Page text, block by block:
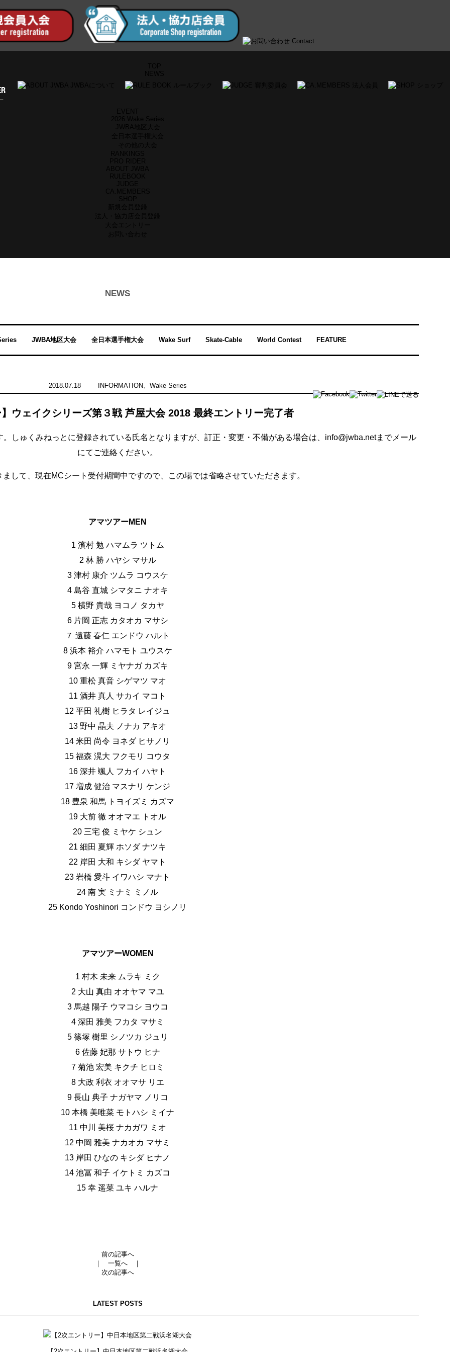
NEWS
JWBA地区大会 全日本選手権大会 Wake Surf Skate-Cable World Contest FEATURE
2018.07.18 INFORMATION、 Wake Series
】ウェイクシリーズ第３戦 芦屋大会 2018 最終エントリー完了者
。しゅくみねっとに登録されている氏名となりますが、訂正・変更・不備がある場合は、info@jwba.netまでメール
にてご連絡ください。
して、現在MCシート受付期間中ですので、この場では省略させていただきます。
アマツアーMEN
1 濱村 勉 ハマムラ ツトム
2 林 勝 ハヤシ マサル
3 津村 康介 ツムラ コウスケ
4 島谷 直城 シマタニ ナオキ
5 横野 貴哉 ヨコノ タカヤ
6 片岡 正志 カタオカ マサシ
７ 遠藤 春仁 エンドウ ハルト
8 浜本 裕介 ハマモト ユウスケ
9 宮永 一輝 ミヤナガ カズキ
10 重松 真音 シゲマツ マオ
11 酒井 真人 サカイ マコト
12 平田 礼樹 ヒラタ レイジュ
13 野中 晶夫 ノナカ アキオ
14 米田 尚令 ヨネダ ヒサノリ
15 福森 滉大 フクモリ コウタ
16 深井 颯人 フカイ ハヤト
17 増成 健治 マスナリ ケンジ
18 豊泉 和馬 トヨイズミ カズマ
19 大前 徹 オオマエ トオル
20 三宅 俊 ミヤケ シュン
21 細田 夏輝 ホソダ ナツキ
22 岸田 大和 キシダ ヤマト
23 岩橋 愛斗 イワハシ マナト
24 南 実 ミナミ ミノル
25 Kondo Yoshinori コンドウ ヨシノリ
アマツアーWOMEN
1 村木 未来 ムラキ ミク
2 大山 真由 オオヤマ マユ
3 馬越 陽子 ウマコシ ヨウコ
4 深田 雅美 フカタ マサミ
5 篠塚 樹里 シノツカ ジュリ
6 佐藤 妃那 サトウ ヒナ
7 菊池 宏美 キクチ ヒロミ
8 大政 利衣 オオマサ リエ
9 長山 典子 ナガヤマ ノリコ
10 本橋 美唯菜 モトハシ ミイナ
11 中川 美桜 ナカガワ ミオ
12 中岡 雅美 ナカオカ マサミ
13 岸田 ひなの キシダ ヒナノ
14 池冨 和子 イケトミ カズコ
15 幸 遥菜 ユキ ハルナ
前の記事へ
｜ 一覧へ｜
次の記事へ
LATEST POSTS